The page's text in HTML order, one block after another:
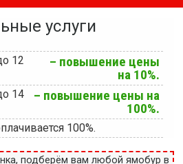
услуги
12
– повышение цены
на 10%.
14
– повышение цены на
100%.
100%.
подберём вам любой ямобур в